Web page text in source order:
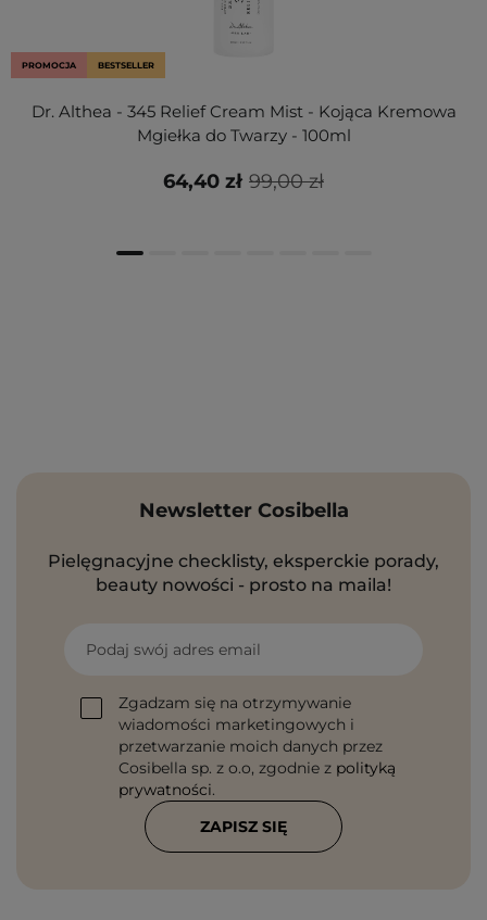
PROMOCJA BESTSELLER
Dr. Althea - 345 Relief Cream Mist - Kojąca Kremowa
Mgiełka do Twarzy - 100ml
99,00 zł
64,40 zł
Newsletter Cosibella
Pielęgnacyjne checklisty, eksperckie porady,
beauty nowości - prosto na maila!
Podaj swój adres email
Zgadzam się na otrzymywanie
wiadomości marketingowych i
przetwarzanie moich danych przez
Cosibella sp. z o.o, zgodnie z polityką
prywatności.
ZAPISZ SIĘ